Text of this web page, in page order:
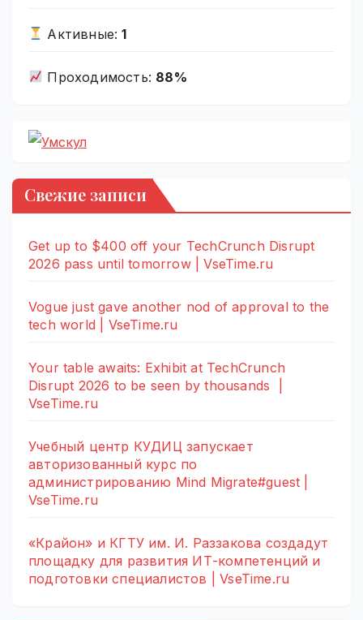
Активные:1
Проходимость: 88%
Свежие записи
Get up to $400 off your TechCrunch Disrupt
2026 pass until tomorrow | VseTime.ru
Vogue just gave another nod of approval to the
tech world | VseTime.ru
Your table awaits: Exhibit at TechCrunch
Disrupt 2026 to be seen by thousands |
VseTime.ru
Учебный центр КУДИЦ запускает
авторизованный курс по
администрированию Mind Migrate#guest |
VseTime.ru
«Крайон» и КГТУ им. И. Раззакова создадут
площадку для развития ИТ-компетенций и
подготовки специалистов | VseTime.ru